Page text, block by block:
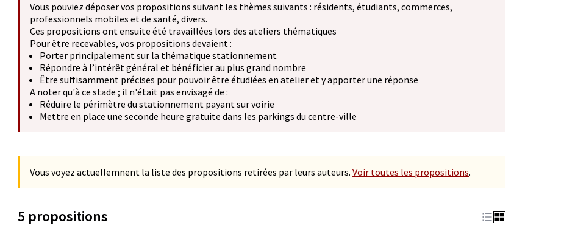
Vous pouviez déposer vos propositions suivant les thèmes suivants : résidents, étudiants, commerces,
professionnels mobiles et de santé, divers.
Ces propositions ont ensuite été travaillées lors des ateliers thématiques
Pour être recevables, vos propositions devaient :
Porter principalement sur la thématique stationnement
Répondre à l’intérêt général et bénéficier au plus grand nombre
Être suffisamment précises pour pouvoir être étudiées en atelier et y apporter une réponse
A noter qu'à ce stade ; il n'était pas envisagé de :
Réduire le périmètre du stationnement payant sur voirie
Mettre en place une seconde heure gratuite dans les parkings du centre-ville
Vous voyez actuellemnent la liste des propositions retirées par leurs auteurs. Voir toutes les propositions.
5 propositions